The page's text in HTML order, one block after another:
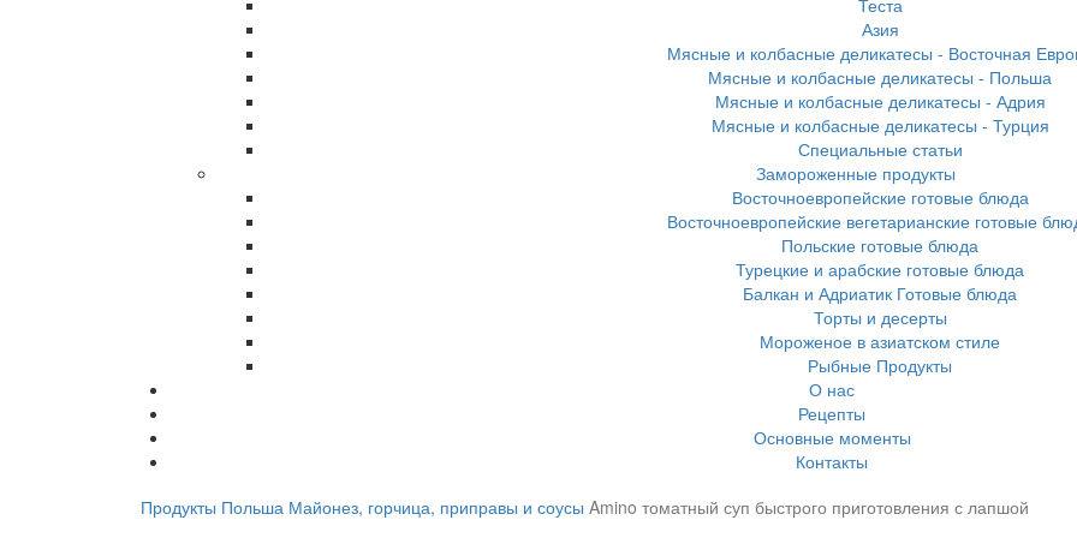
Теста
Азия
Мясные и колбасные деликатесы - Восточная
Мясные и колбасные деликатесы - Польша
Мясные и колбасные деликатесы - Адрия
Мясные и колбасные деликатесы - Турция
Специальные статьи
Замороженные продукты
Восточноевропейские готовые блюда
Восточноевропейские вегетарианские готовые
Польские готовые блюда
Турецкие и арабские готовые блюда
Балкан и Адриатик Готовые блюда
Торты и десерты
Мороженое в азиатском стиле
Рыбные Продукты
О нас
Рецепты
Основные моменты
Контакты
Продукты Польша Майонез, горчица, приправы и соусы Amino томатный суп быстрого приготовления с лапшой